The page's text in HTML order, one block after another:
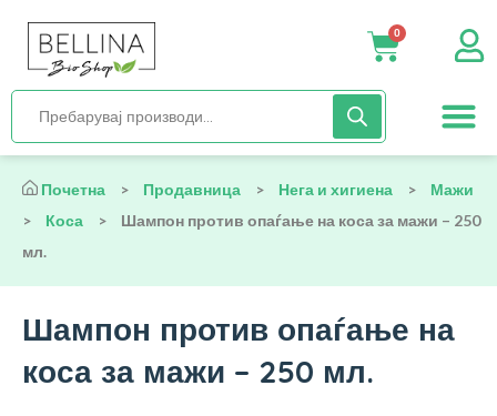
0
Почетна > Продавница > Нега и хигиена >
Мажи
>
Коса >
Шампон против опаѓање на коса за мажи – 250
мл.
Шампон против опаѓање на
коса за мажи – 250 мл.